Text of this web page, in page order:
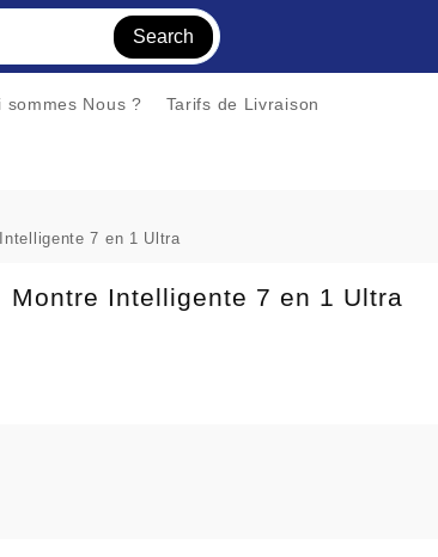
Search
sommes Nous ? Tarifs de Livraison
7 en 1 Ultra
Montre Intelligente 7 en 1 Ultra